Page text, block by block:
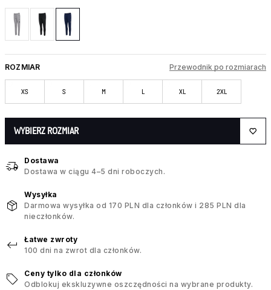
ROZMIAR Przewodnik po rozmiarach
XS S M L XL 2XL
WYBIERZ ROZMIAR
Dostawa
Dostawa w ciągu 4–5 dni roboczych.
Wysyłka
Darmowa wysyłka od 170 PLN dla członków i 285 PLN dla
nieczłonków.
Łatwe zwroty
100 dni na zwrot dla członków.
Ceny tylko dla członków
Odblokuj ekskluzywne oszczędności na wybrane produkty.